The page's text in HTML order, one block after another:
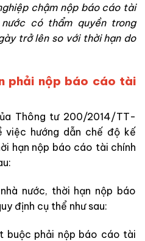
chậm nộp báo cáo tài
có thẩm quyền trong
trở lên so với thời hạn do
phải nộp báo cáo tài
Thông tư 200/2014/TT-
việc hướng dẫn chế độ kế
hạn nộp báo cáo tài chính
nước, thời hạn nộp báo
định cụ thể như sau:
buộc phải nộp báo cáo tài